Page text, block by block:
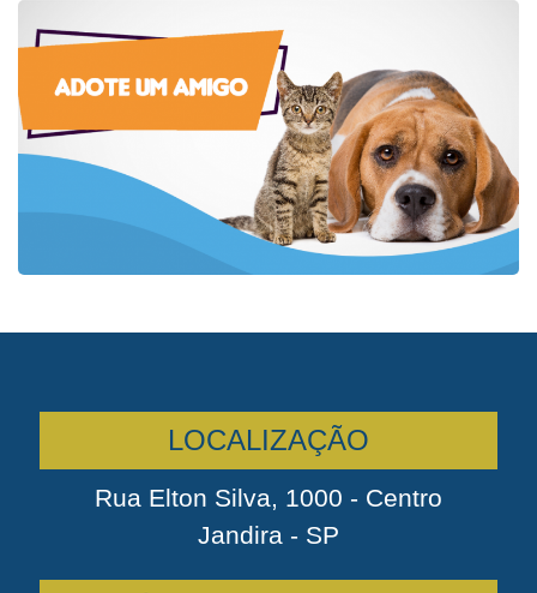
LOCALIZAÇÃO
Rua Elton Silva, 1000 - Centro
Jandira - SP